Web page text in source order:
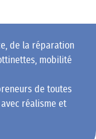
de la réparation
mobilité
de toutes
réalisme et